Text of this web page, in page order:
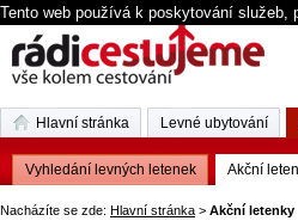
Tento web používá k poskytování
Nacházíte se zde: Hlavní stránka > Akční letenky
Hlavní stránka Levné ubytování
Vyhledání levných letenek Akční